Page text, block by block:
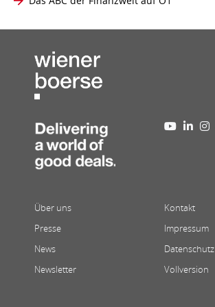
Über uns
Presse
News
Newsletter
Kontakt
Impressum
Datenschutz
Vollversion